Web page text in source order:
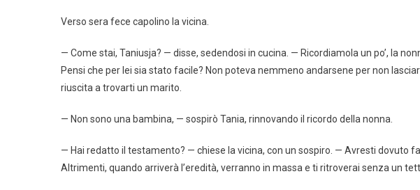
Verso sera fece capolino la vicina.
— Come stai, Taniusja? — disse, sedendosi in cucina. — Ricordiamola un po’, la
Pensi che per lei sia stato facile? Non poteva nemmeno andarsene per non
riuscita a trovarti un marito.
— Non sono una bambina, — sospirò Tania, rinnovando il ricordo della nonna.
— Hai redatto il testamento? — chiese la vicina, con un sospiro. — Avresti dovuto
Altrimenti, quando arriverà l’eredità, verranno in massa e ti ritroverai senza un